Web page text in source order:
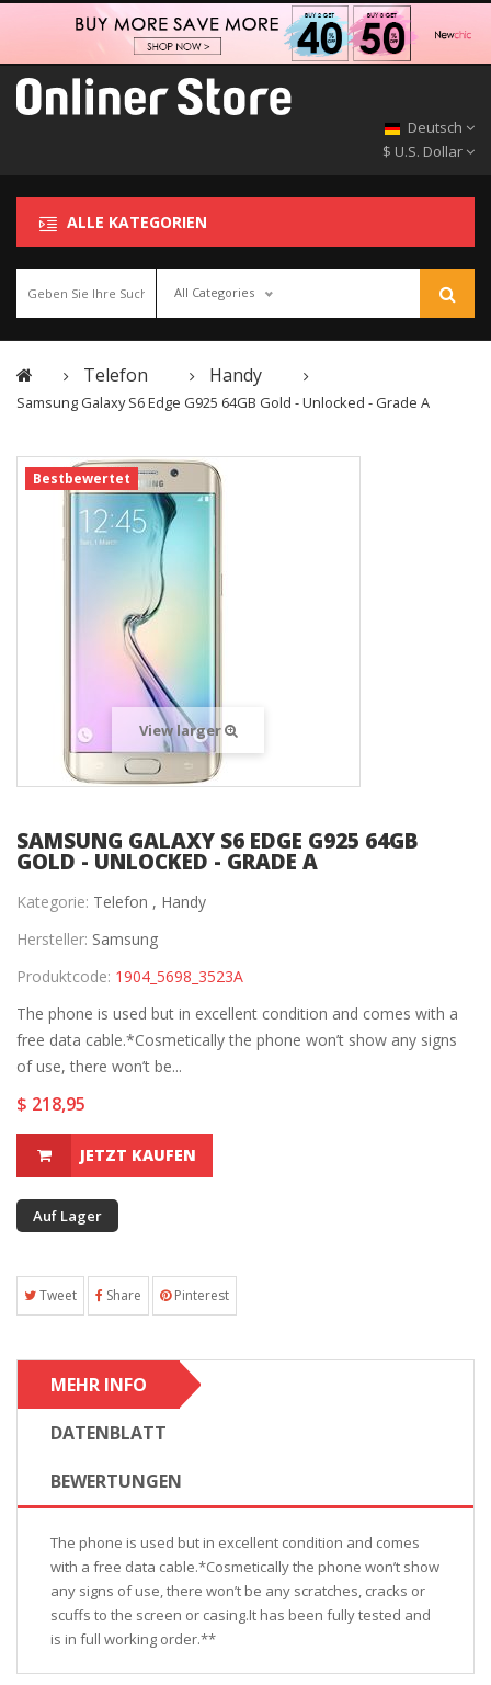
Deutsch
$ U.S. Dollar
ALLE KATEGORIEN
All Categories
Telefon Handy
Samsung Galaxy S6 Edge G925 64GB Gold - Unlocked - Grade A
Bestbewertet
View larger
SAMSUNG GALAXY S6 EDGE G925 64GB
GOLD - UNLOCKED - GRADE A
Kategorie: Telefon , Handy
Hersteller: Samsung
Produktcode: 1904_5698_3523A
The phone is used but in excellent condition and comes with a
free data cable.*Cosmetically the phone won’t show any signs
of use, there won’t be...
$ 218,95
JETZT KAUFEN
Auf Lager
Tweet Share Pinterest
MEHR INFO
DATENBLATT
BEWERTUNGEN
The phone is used but in excellent condition and comes
with a free data cable.*Cosmetically the phone won’t show
any signs of use, there won’t be any scratches, cracks or
scuffs to the screen or casing.It has been fully tested and
is in full working order.**